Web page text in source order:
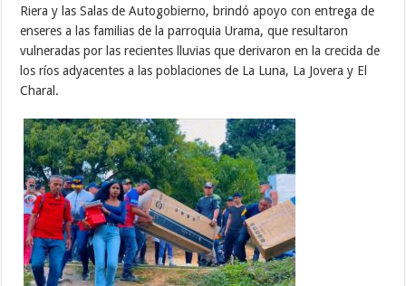
Riera y las Salas de Autogobierno, brindó apoyo con entrega de
enseres a las familias de la parroquia Urama, que resultaron
vulneradas por las recientes lluvias que derivaron en la crecida de
los ríos adyacentes a las poblaciones de La Luna, La Jovera y El
Charal.